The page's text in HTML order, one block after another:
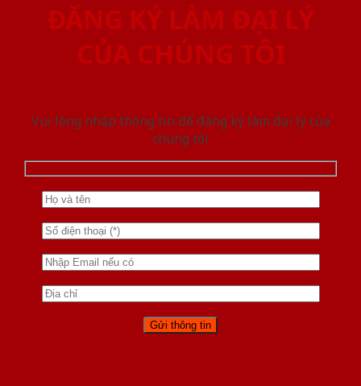
ĐĂNG KÝ LÀM ĐẠI LÝ
CỦA CHÚNG TÔI
Vui lòng nhập thông tin để đăng ký làm đại lý của
chúng tôi